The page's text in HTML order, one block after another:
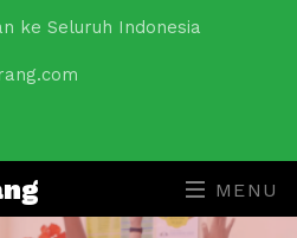
ke Seluruh Indonesia
MENU